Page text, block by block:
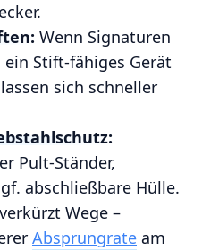
Wenn Signaturen
Stift‑fähiges Gerät
lassen sich schneller
Pult‑Ständer,
abschließbare Hülle.
Wege –
Absprungrate am